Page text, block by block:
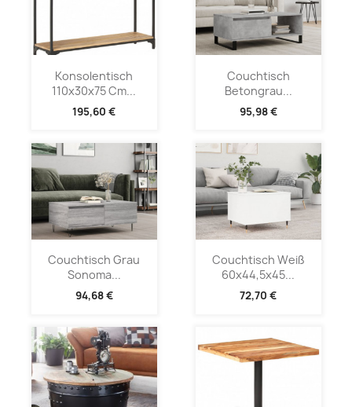
Konsolentisch
110x30x75 Cm...
195,60 €
Couchtisch
Betongrau...
95,98 €
Couchtisch Grau
Sonoma...
94,68 €
Couchtisch Weiß
60x44,5x45...
72,70 €